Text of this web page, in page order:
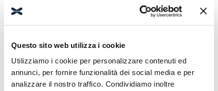
Questo sito web utilizza i cookie
Utilizziamo i cookie per personalizzare contenuti ed
annunci, per fornire funzionalità dei social media e per
analizzare il nostro traffico. Condividiamo inoltre
materia di identificazione e conservazione delle informazioni
previsto dall’art. 3 comma 2, del D.Lgs. n. 56/2004 ed
adottato con D.M. n. 143/2006. Altre informazioni
potrebbero altresì essere tratte da fonti pubbliche per
Comunicazione dei dati.
Fermo il rispetto delle normative vigenti e in particolare dei